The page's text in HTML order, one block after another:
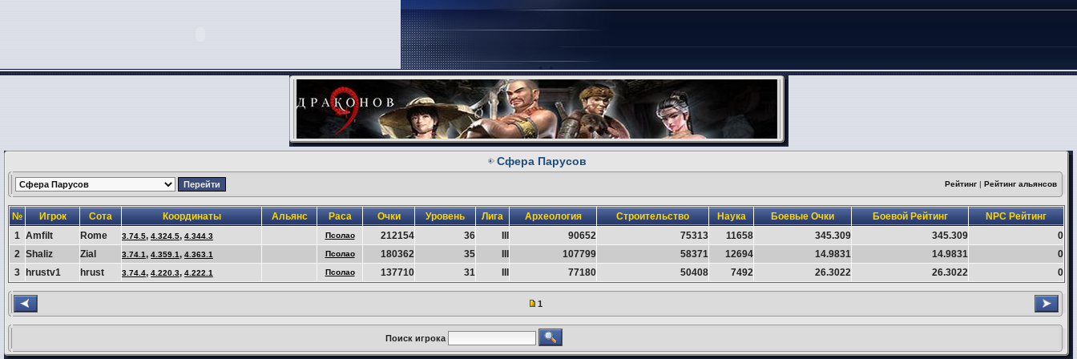
Сфера Парусов
Рейтинг | Рейтинг альянсов
№ Игрок Сота Координаты Альянс Раса Очки Уровень Лига Археология Строительство Наука Боевые Очки Боевой Рейтинг
NPC Рейтинг
1 AmfiIt Rome 3.74.5, 4.324.5, 4.344.3 Псолао 212154 36 90652 75313 11658 345.309 345.309
0
2 Shaliz Zial 3.74.1, 4.359.1, 4.363.1 Псолао 180362 35 107799 58371 12694 14.9831 14.9831
0
3
hrustv1 hrust 3.74.4, 4.220.3, 4.222.1 Псолао 137710 31 77180 50408 7492 26.3022 26.3022 0
1
Поиск игрока